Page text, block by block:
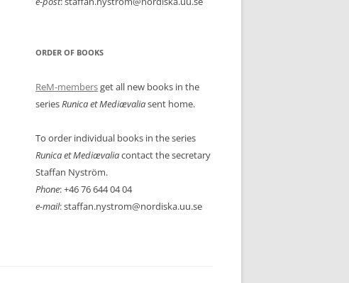
ORDER OF BOOKS
ReM-membersget all new books in the
seriesRunica et Mediævaliasent home.
To order individual books in the series
Runica et Mediævaliacontact the secretary
Staffan Nyström.
Phone: +46 76 644 04 04
e-mail: staffan.nystrom@nordiska.uu.se